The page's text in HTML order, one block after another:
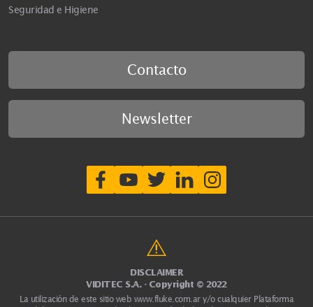
Seguridad e Higiene
Contacto
Newsletter
DISCLAIMER
VIDITEC S.A. - Copyright © 2022
La utilización de este sitio web www.fluke.com.ar y/o cualquier Plataforma